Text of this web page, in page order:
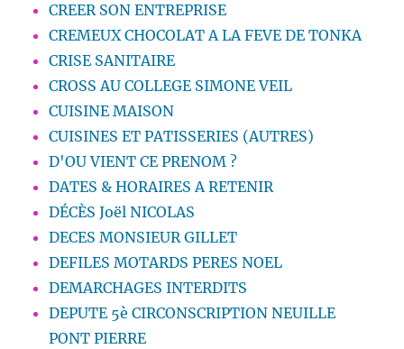
CREER SON ENTREPRISE
CREMEUX CHOCOLAT A LA FEVE DE TONKA
CRISE SANITAIRE
CROSS AU COLLEGE SIMONE VEIL
CUISINE MAISON
CUISINES ET PATISSERIES (AUTRES)
D'OU VIENT CE PRENOM ?
DATES & HORAIRES A RETENIR
DÉCÈS Joël NICOLAS
DECES MONSIEUR GILLET
DEFILES MOTARDS PERES NOEL
DEMARCHAGES INTERDITS
DEPUTE 5è CIRCONSCRIPTION NEUILLE
PONT PIERRE